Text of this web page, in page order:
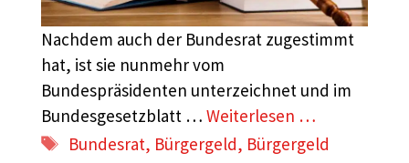
Nachdem auch der Bundesrat zugestimmt
hat, ist sie nunmehr vom
Bundespräsidenten unterzeichnet und im
Bundesgesetzblatt … Weiterlesen …
Schlagwörter
Bundesrat, Bürgergeld, Bürgergeld